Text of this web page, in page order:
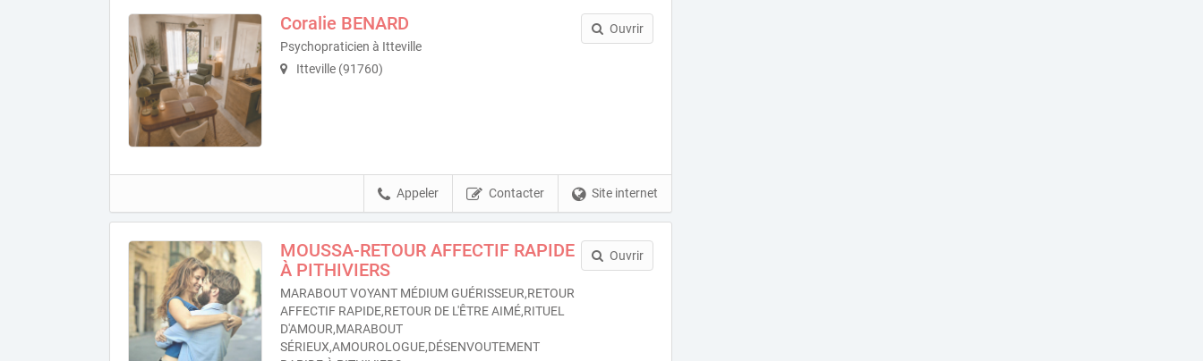
Coralie BENARD
Psychopraticien à Itteville
Itteville (91760)
Ouvrir
Site internet
Contacter
Appeler
MOUSSA-RETOUR AFFECTIF RAPIDE
À PITHIVIERS
MARABOUT VOYANT MÉDIUM GUÉRISSEUR,RETOUR
AFFECTIF RAPIDE,RETOUR DE L'ÊTRE AIMÉ,RITUEL
D'AMOUR,MARABOUT
SÉRIEUX,AMOUROLOGUE,DÉSENVOUTEMENT
Ouvrir